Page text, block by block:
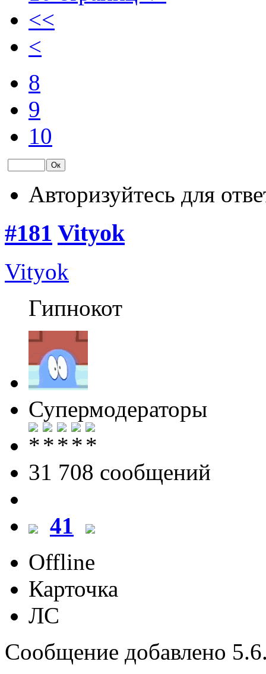
<<
<
8
9
10
Авторизуйтесь для
#181 Vityok
Vityok
Гипнокот
Супермодераторы
31 708 cообщений
41
Offline
Карточка
ЛС
Сообщение добавлено